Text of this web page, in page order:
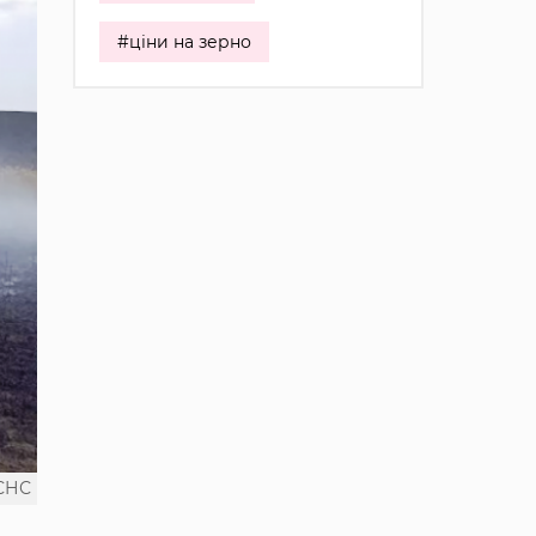
#ціни на зерно